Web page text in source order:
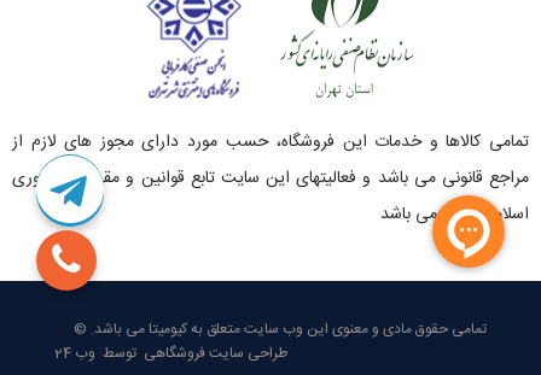
تمامی کالاها و خدمات این فروشگاه، حسب مورد دارای مجوز های لازم از
مراجع قانونی می باشد و فعالیتهای این سایت تابع قوانین و مقررات جمهوری
اسلامی ایران می باشد
تمامی حقوق مادی و معنوی این وب سایت متعلق بهکیومیتا می باشد. ©
طراحی سایت فروشگاهی توسط وب 24